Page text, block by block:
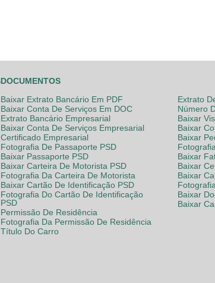
DOCUMENTOS
Baixar Extrato Bancário Em PDF
Baixar Conta De Serviços Em DOC
Extrato Bancário Empresarial
Baixar Conta De Serviços Empresarial
Certificado Empresarial
Fotografia De Passaporte PSD
Baixar Passaporte PSD
Baixar Carteira De Motorista PSD
Fotografia Da Carteira De Motorista
Baixar Cartão De Identificação PSD
Fotografia Do Cartão De Identificação
PSD
Permissão De Residência
Fotografia Da Permissão De Residência
Título Do Carro
Extrato
Número
Baixar
Baixar
Baixar
Baixar
Baixar
Baixar
Baixar
Baixar